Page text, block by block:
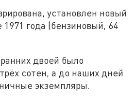
установлен новый
1971 года (бензиновый, 64
двоей было
сотен, а до наших дней
экземпляры.